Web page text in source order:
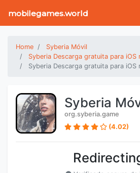
mobilegames.world
Home
Syberia Móvil
Syberia Descarga gratuita para iOS
Syberia Descarga gratuita para iOS
Syberia
org.syberia.game
(4.02)